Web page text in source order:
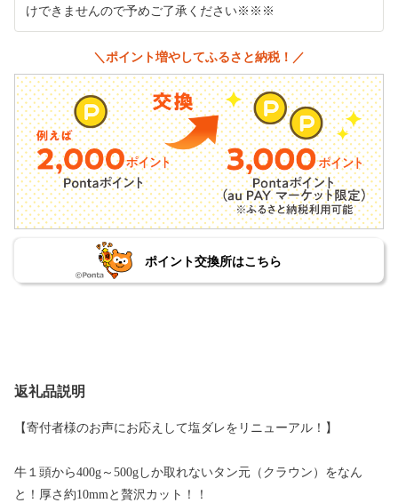
けできませんので予めご了承ください※※※
＼ポイント増やしてふるさと納税！／
ポイント交換所はこちら
返礼品説明
【寄付者様のお声にお応えして塩ダレをリニューアル！】
牛１頭から400g～500gしか取れないタン元（クラウン）をなん
と！厚さ約10mmと贅沢カット！！